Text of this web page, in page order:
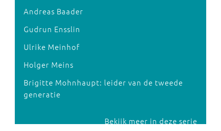
Andreas Baader
Gudrun Ensslin
Ulrike Meinhof
Holger Meins
Brigitte Mohnhaupt: leider van de tweede
generatie
Bekijk meer in deze serie